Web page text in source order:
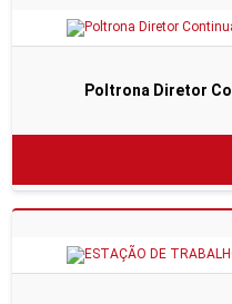
Poltrona Diretor